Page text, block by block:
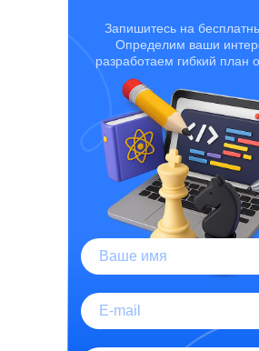
Запишитесь на
Определим ваши
разработаем гибкий план